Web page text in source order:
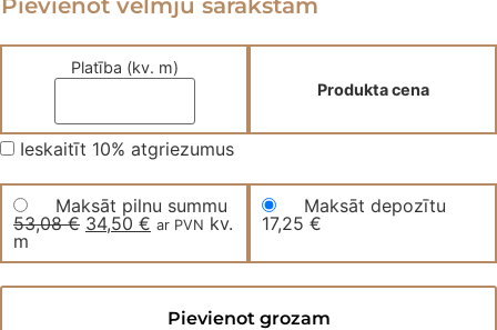
53,08 €.
Platība (kv. m)
Produkta cena
Ieskaitīt 10% atgriezumus
Maksāt pilnu summu
53,08€ Original
price
was:
34,50 € Current
is:
ar PVN kv.
m
Maksāt depozītu
17,25 €
Kvarca
Pievienot grozam